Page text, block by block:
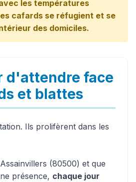
les températures
cafards se réfugient et se
des domiciles.
d'attendre face
et blattes
Ils prolifèrent dans les
(80500) et que
présence, chaque jour